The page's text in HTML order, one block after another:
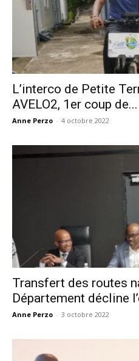
L’interco de Petite
AVELO2, 1er coup de...
Anne Perzo - 4 octobre 2022
Transfert des routes
Département décline
Anne Perzo - 3 octobre 2022